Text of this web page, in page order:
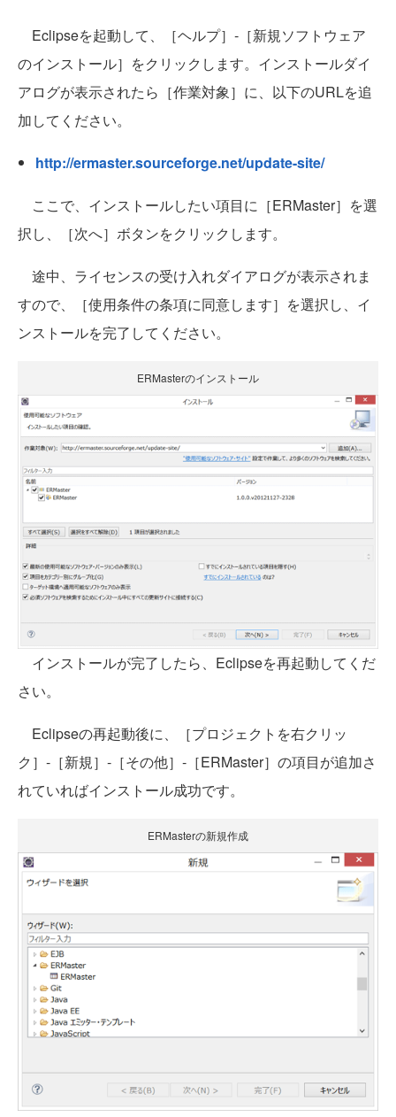
Eclipseを起動して、［ヘルプ］‐［新規ソフトウェア
のインストール］をクリックします。インストールダイ
アログが表示されたら［作業対象］に、以下のURLを追
加してください。
http://ermaster.sourceforge.net/update-site/
ここで、インストールしたい項目に［ERMaster］を選
択し、［次へ］ボタンをクリックします。
途中、ライセンスの受け入れダイアログが表示されま
すので、［使用条件の条項に同意します］を選択し、イ
ンストールを完了してください。
ERMasterのインストール
インストールが完了したら、Eclipseを再起動してくだ
さい。
Eclipseの再起動後に、［プロジェクトを右クリッ
ク］‐［新規］‐［その他］‐［ERMaster］の項目が追加さ
れていればインストール成功です。
ERMasterの新規作成